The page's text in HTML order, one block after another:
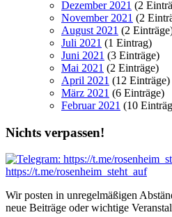
Dezember 2021 (2
November 2021 (2
August 2021 (2
Juli 2021 (1 Eintrag)
Juni 2021 (3 Einträge)
Mai 2021 (2 Einträge)
April 2021 (12 Einträge)
März 2021 (6 Einträge)
Februar 2021 (10
Nichts verpassen!
https://t.me/rosenheim_steht_auf
Wir posten in unregelmäßigen
neue Beiträge oder wichtige